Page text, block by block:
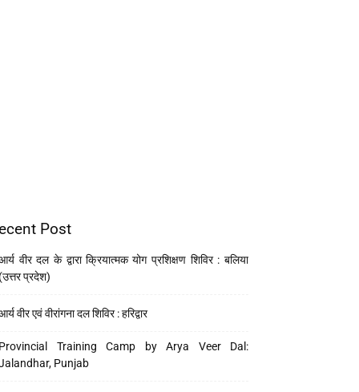
Post
वीर दल के द्वारा क्रियात्मक योग प्रशिक्षण शिविर : बलिया
प्रदेश)
वीर एवं वीरांगना दल शिविर : हरिद्वार
Training Camp by Arya Veer Dal:
Punjab